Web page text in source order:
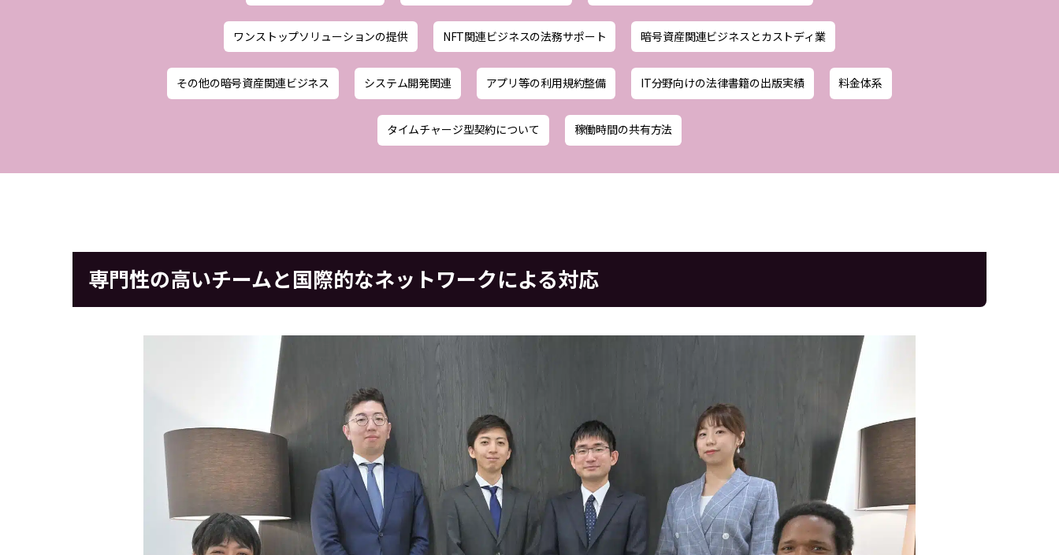
ワンストップソリューションの提供 NFT関連ビジネスの法務サポート 暗号資産関連ビジネスとカストディ業
その他の暗号資産関連ビジネス システム開発関連 アプリ等の利用規約整備 IT分野向けの法律書籍の出版実績 料金体系
タイムチャージ型契約について 稼働時間の共有方法
専門性の高いチームと国際的なネットワークによる対応